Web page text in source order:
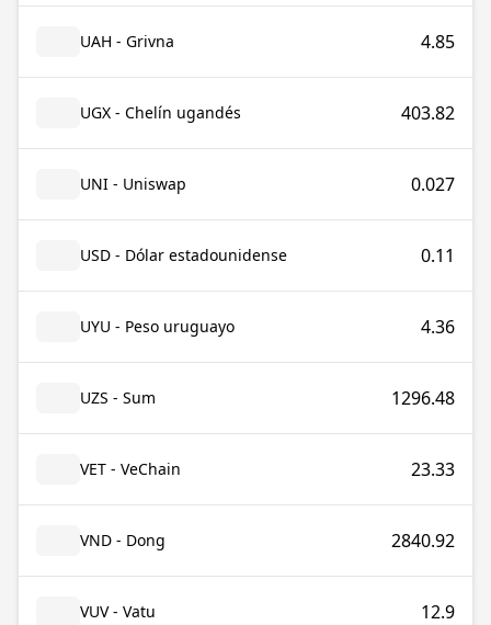
UAH - Grivna 4.85
UGX - Chelín ugandés 403.82
UNI - Uniswap 0.027
USD - Dólar estadounidense 0.11
UYU - Peso uruguayo 4.36
UZS - Sum 1296.48
VET - VeChain 23.33
VND - Dong 2840.92
VUV - Vatu 12.9